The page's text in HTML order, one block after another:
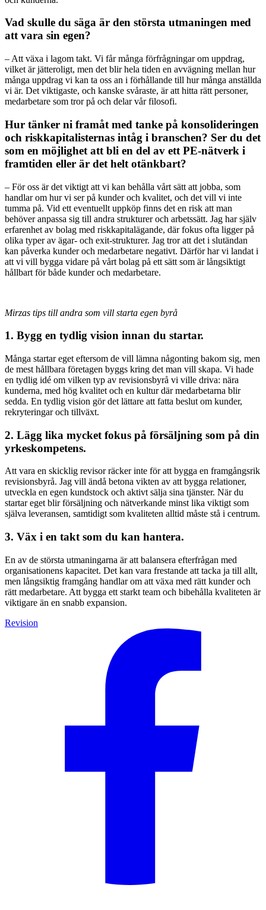
Vad skulle du säga är den största utmaningen med
att vara sin egen?
– Att växa i lagom takt. Vi får många förfrågningar om uppdrag,
vilket är jätteroligt, men det blir hela tiden en avvägning mellan hur
många uppdrag vi kan ta oss an i förhållande till hur många anställda
vi är. Det viktigaste, och kanske svåraste, är att hitta rätt personer,
medarbetare som tror på och delar vår filosofi.
Hur tänker ni framåt med tanke på konsolideringen
och riskkapitalisternas intåg i branschen? Ser du det
som en möjlighet att bli en del av ett PE-nätverk i
framtiden eller är det helt otänkbart?
– För oss är det viktigt att vi kan behålla vårt sätt att jobba, som
handlar om hur vi ser på kunder och kvalitet, och det vill vi inte
tumma på. Vid ett eventuellt uppköp finns det en risk att man
behöver anpassa sig till andra strukturer och arbetssätt. Jag har själv
erfarenhet av bolag med riskkapitalägande, där fokus ofta ligger på
olika typer av ägar- och exit-strukturer. Jag tror att det i slutändan
kan påverka kunder och medarbetare negativt. Därför har vi landat i
att vi vill bygga vidare på vårt bolag på ett sätt som är långsiktigt
hållbart för både kunder och medarbetare.
Mirzas tips till andra som vill starta egen byrå
1. Bygg en tydlig vision innan du startar.
Många startar eget eftersom de vill lämna någonting bakom sig, men
de mest hållbara företagen byggs kring det man vill skapa. Vi hade
en tydlig idé om vilken typ av revisionsbyrå vi ville driva: nära
kunderna, med hög kvalitet och en kultur där medarbetarna blir
sedda. En tydlig vision gör det lättare att fatta beslut om kunder,
rekryteringar och tillväxt.
2. Lägg lika mycket fokus på försäljning som på din
yrkeskompetens.
Att vara en skicklig revisor räcker inte för att bygga en framgångsrik
revisionsbyrå. Jag vill ändå betona vikten av att bygga relationer,
utveckla en egen kundstock och aktivt sälja sina tjänster. När du
startar eget blir försäljning och nätverkande minst lika viktigt som
själva leveransen, samtidigt som kvaliteten alltid måste stå i centrum.
3. Väx i en takt som du kan hantera.
En av de största utmaningarna är att balansera efterfrågan med
organisationens kapacitet. Det kan vara frestande att tacka ja till allt,
men långsiktig framgång handlar om att växa med rätt kunder och
rätt medarbetare. Att bygga ett starkt team och bibehålla kvaliteten är
viktigare än en snabb expansion.
Revision